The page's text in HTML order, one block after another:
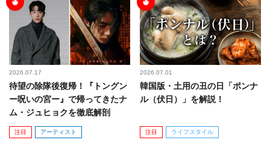
2026.07.17
待望の除隊後復帰！『トングン
ー呪いの宮ー』で帰ってきたナ
ム・ジュヒョクを徹底解剖
注目 アーティスト
2026.07.01
韓国版・土用の丑の日「ポンナ
ル（伏日）」を解説！
注目 ライフスタイル